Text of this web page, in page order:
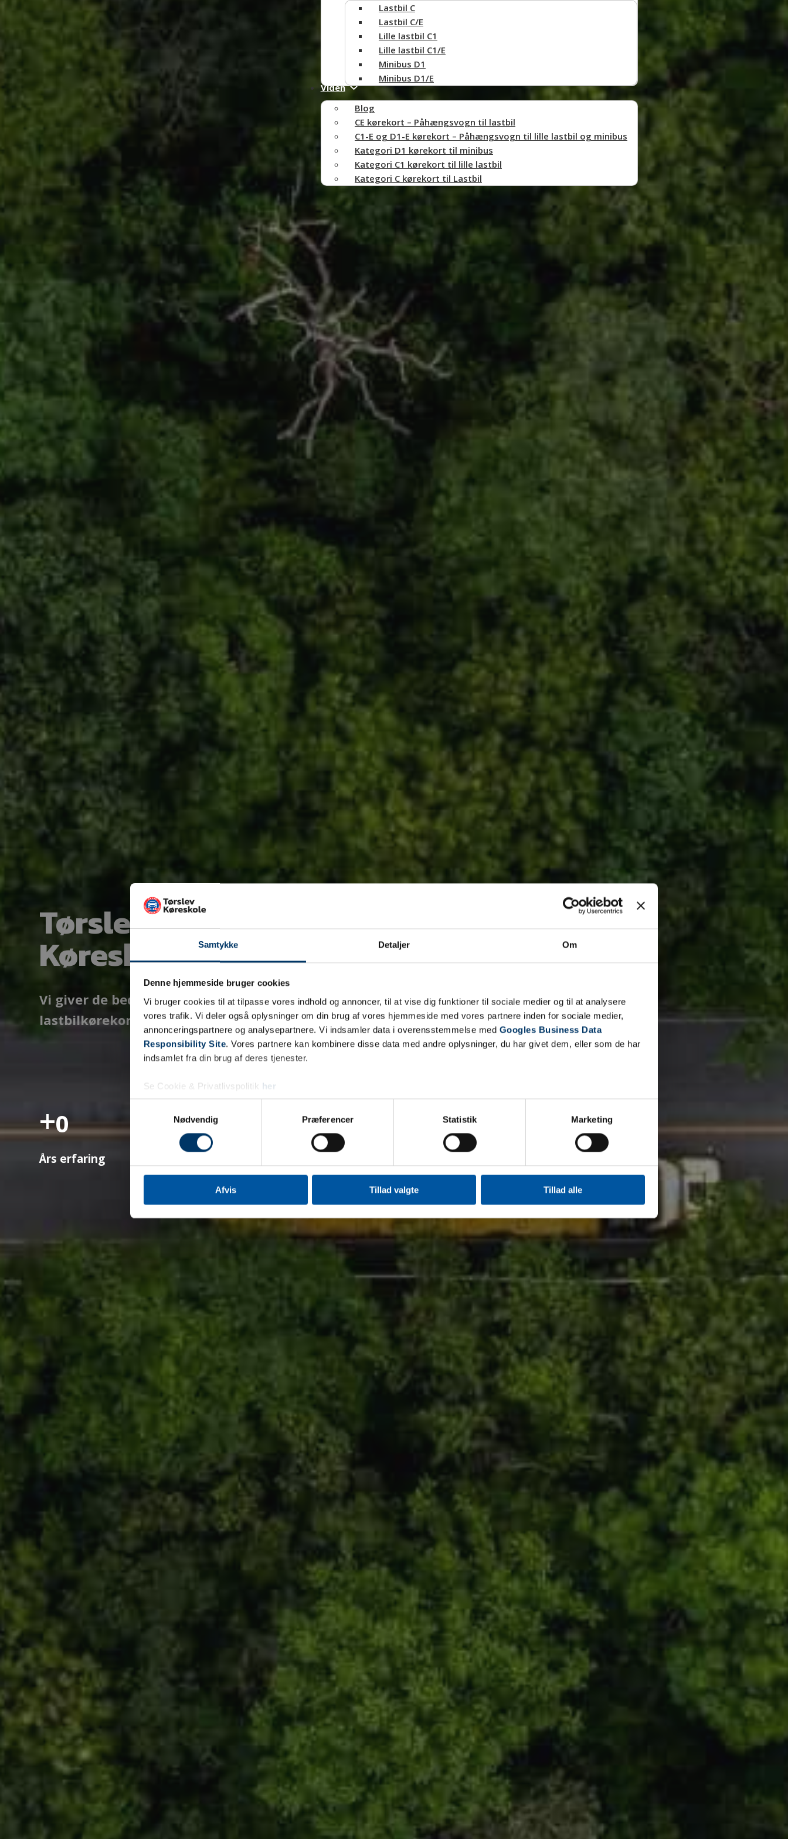
Samtykke Detaljer Om
Denne hjemmeside bruger cookies
Vi bruger cookies til at tilpasse vores indhold og annoncer, til at vise dig funktioner til sociale medier og til at analysere
vores trafik. Vi deler også oplysninger om din brug af vores hjemmeside med vores partnere inden for sociale medier,
annonceringspartnere og analysepartnere. Vi indsamler data i overensstemmelse med Googles Business Data
Responsibility Site. Vores partnere kan kombinere disse data med andre oplysninger, du har givet dem, eller som de har
indsamlet fra din brug af deres tjenester.
Se Cookie & Privatlivspolitik her
Nødvendig
Præferencer Statistik Marketing
Afvis Tillad valgte Tillad alle
Lastbil C
Lastbil C/E
Lille lastbil C1
Lille lastbil C1/E
Minibus D1
Minibus D1/E
Viden
Blog
CE kørekort – Påhængsvogn til lastbil
C1-E og D1-E kørekort – Påhængsvogn til lille lastbil og minibus
Kategori D1 kørekort til minibus
Kategori C1 kørekort til lille lastbil
Kategori C kørekort til Lastbil
Tørslev Køreskole –
Køreskole Nordsjælland
Vi giver de bedste forudsætninger til at bestå køreprøven til
lastbilkørekort
+0
Års erfaring
Tilmelding
Send